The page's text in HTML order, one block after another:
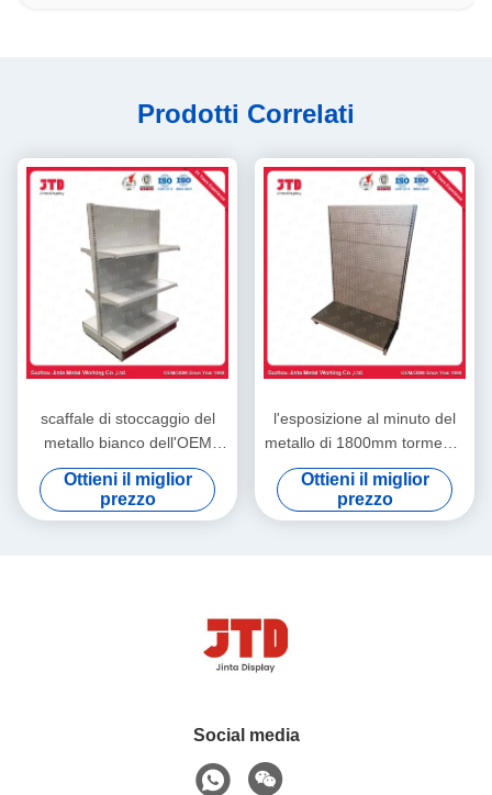
Prodotti Correlati
scaffale di stoccaggio del
metallo bianco dell'OEM
dello scaffale di esposizione
delle macchine utensili di 1m
Ottieni il miglior
prezzo
l'esposizione al minuto del
metallo di 1800mm tormenta
il singolo scaffale parteggiato
del supermercato dell'OEM
Ottieni il miglior
prezzo
Social media